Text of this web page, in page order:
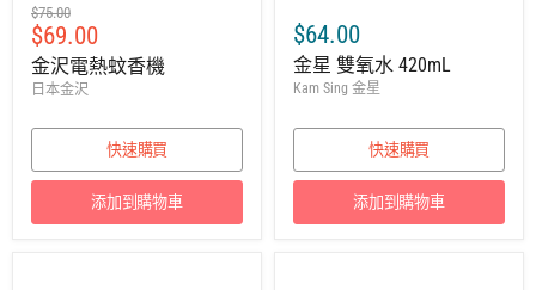
建
議
零
售
價
$75.00
售
價
$69.00
金沢電熱蚊香機
日本金沢
快速購買
添加到購物車
$64.00
金星 雙氧水 420mL
Kam Sing 金星
快速購買
添加到購物車